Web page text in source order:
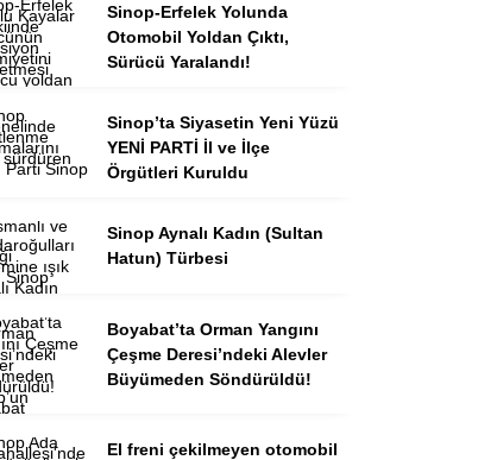
Sinop-Erfelek Yolunda
Otomobil Yoldan Çıktı,
Sürücü Yaralandı!
Sinop’ta Siyasetin Yeni Yüzü
YENİ PARTİ İl ve İlçe
Örgütleri Kuruldu
Sinop Aynalı Kadın (Sultan
Hatun) Türbesi
Boyabat’ta Orman Yangını
Çeşme Deresi’ndeki Alevler
Büyümeden Söndürüldü!
El freni çekilmeyen otomobil